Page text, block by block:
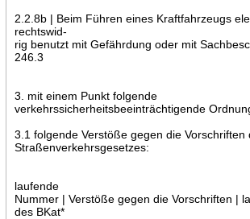
2.2.8b | Beim Führen eines Kraftfahrzeugs
rechtswid-
rig benutzt mit Gefährdung oder mit
246.3
3. mit einem Punkt folgende
verkehrssicherheitsbeeinträchtigende
3.1 folgende Verstöße gegen die Vorschriften
Straßenverkehrsgesetzes:
laufende
Nummer | Verstöße gegen die Vorschriften |
des BKat*